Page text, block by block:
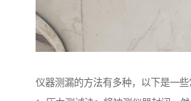
仪器测漏的方法有多种，以下是一些